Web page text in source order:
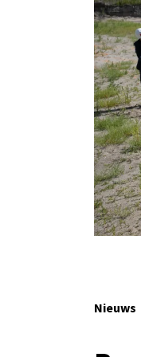
Nieuws